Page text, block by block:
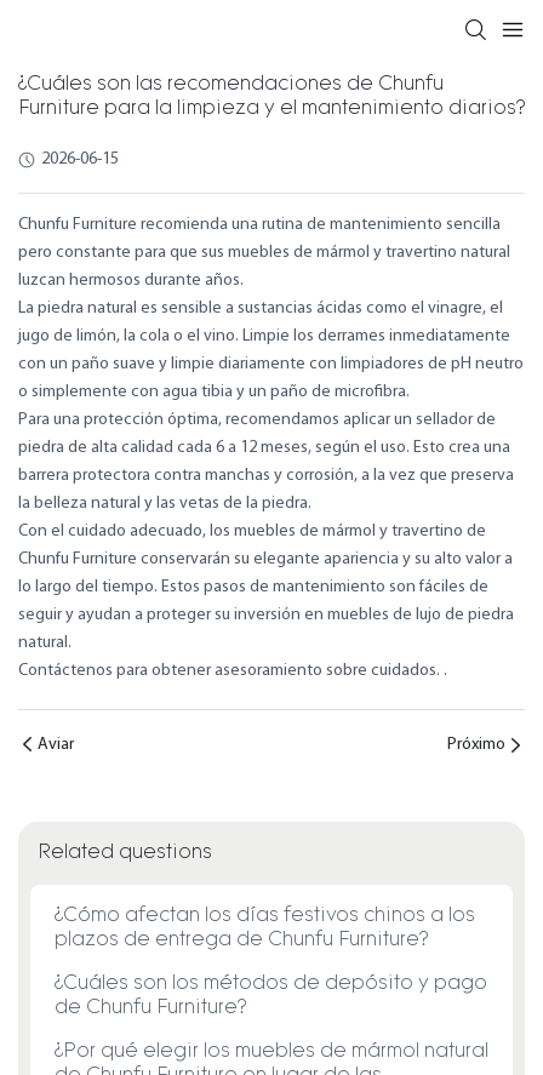
¿Cuáles son las recomendaciones de Chunfu
Furniture para la limpieza y el mantenimiento diarios?
2026-06-15
Chunfu Furniture recomienda una rutina de mantenimiento sencilla
pero constante para que sus muebles de mármol y travertino natural
luzcan hermosos durante años.
La piedra natural es sensible a sustancias ácidas como el vinagre, el
jugo de limón, la cola o el vino. Limpie los derrames inmediatamente
con un paño suave y limpie diariamente con limpiadores de pH neutro
o simplemente con agua tibia y un paño de microfibra.
Para una protección óptima, recomendamos aplicar un sellador de
piedra de alta calidad cada 6 a 12 meses, según el uso. Esto crea una
barrera protectora contra manchas y corrosión, a la vez que preserva
la belleza natural y las vetas de la piedra.
Con el cuidado adecuado, los muebles de mármol y travertino de
Chunfu Furniture conservarán su elegante apariencia y su alto valor a
lo largo del tiempo. Estos pasos de mantenimiento son fáciles de
seguir y ayudan a proteger su inversión en muebles de lujo de piedra
natural.
Contáctenos para obtener asesoramiento sobre cuidados. .
Aviar Próximo
Related questions
¿Cómo afectan los días festivos chinos a los
plazos de entrega de Chunfu Furniture?
¿Cuáles son los métodos de depósito y pago
de Chunfu Furniture?
¿Por qué elegir los muebles de mármol natural